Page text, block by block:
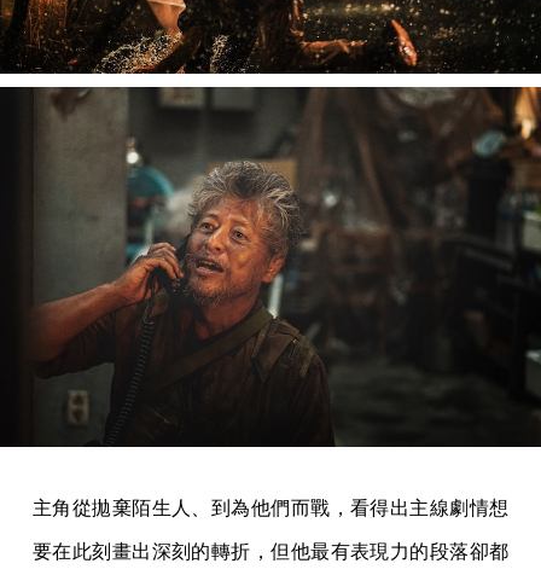
主角從拋棄陌生人、到為他們而戰，看得出主線劇情想
要在此刻畫出深刻的轉折，但他最有表現力的段落卻都